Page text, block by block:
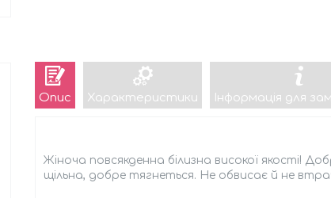
Опис Характеристики Інформація для
Жіноча повсякденна білизна високої якості!
щільна, добре тягнеться. Не обвисає й не